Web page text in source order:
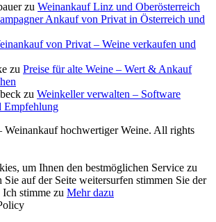
zu Weinankauf Linz und Oberösterreich
Ankauf von Privat in Österreich und
von Privat – Weine verkaufen und
zu Preise für alte Weine – Wert & Ankauf
zu Weinkeller verwalten – Software
Empfehlung
hochwertiger Weine. All rights
um Ihnen den bestmöglichen Service zu
Sie auf der Seite weitersurfen stimmen Sie der
Ich stimme zu Mehr dazu